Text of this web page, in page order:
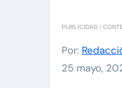
PUBLICIDAD /
Por:
25 mayo,